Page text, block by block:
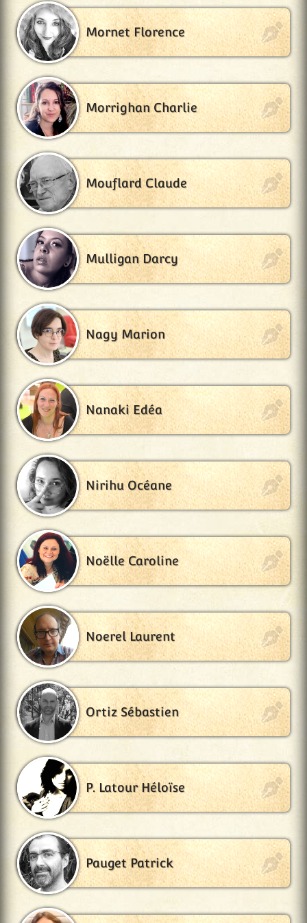
Mornet Florence
Morrighan Charlie
Mouflard Claude
Mulligan Darcy
Nagy Marion
Nanaki Edéa
Nirihu Océane
Noëlle Caroline
Noerel Laurent
Ortiz Sébastien
P. Latour Héloïse
Pauget Patrick